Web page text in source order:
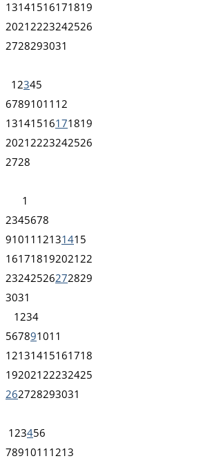
13141516171819
2021 2223242526
2728293031
1 2345
67891011 12
13141516171819
2021 2223242526
2728
1
2345678
91011 12131415
161718192021 22
23242526272829
3031
1 234
567891011
12131415161718
192021 22232425
262728293031
1 23456
7891011 1213